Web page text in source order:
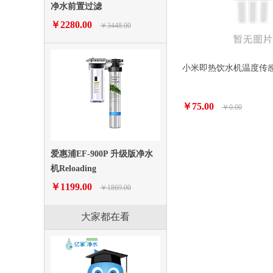
净水前置过滤
￥2280.00 ￥3448.00
爱惠浦EF-900P 升级版净水
机Reloading
￥1199.00 ￥1869.00
大家都在看
小米即热饮水机温度传
￥75.00 ￥0.00